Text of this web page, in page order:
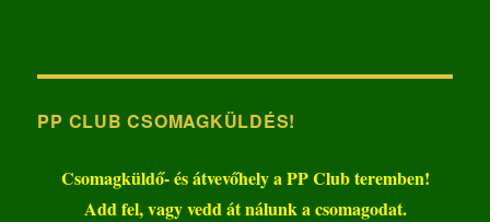
PP CLUB CSOMAGKÜLDÉS!
Csomagküldő- és átvevőhely a PP Club teremben!
Add fel, vagy vedd át nálunk a csomagodat.